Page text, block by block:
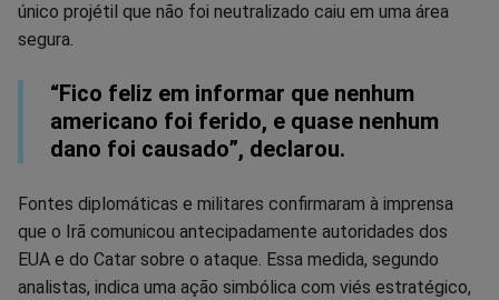
único projétil que não foi neutralizado caiu em uma área
segura.
“Fico feliz em informar que nenhum
americano foi ferido, e quase nenhum
dano foi causado”, declarou.
Fontes diplomáticas e militares confirmaram à imprensa
que o Irã comunicou antecipadamente autoridades dos
EUA e do Catar sobre o ataque. Essa medida, segundo
analistas, indica uma ação simbólica com viés estratégico,